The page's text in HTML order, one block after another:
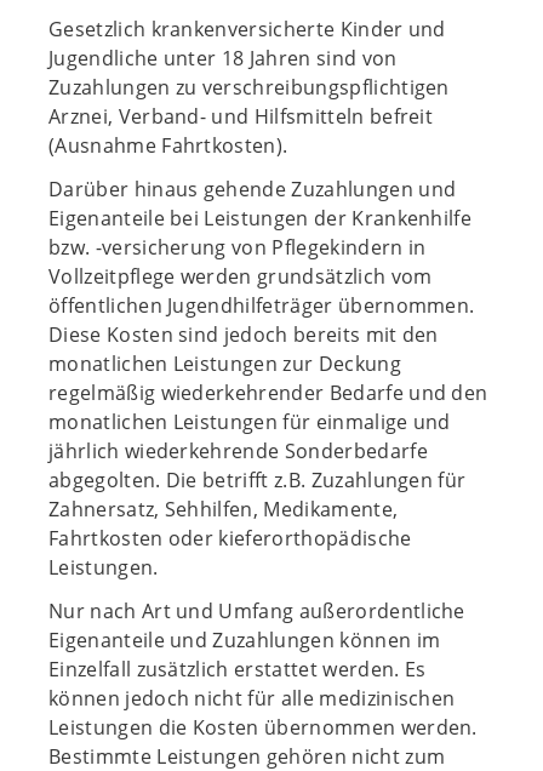
Gesetzlich krankenversicherte Kinder und
Jugendliche unter 18 Jahren sind von
Zuzahlungen zu verschreibungspflichtigen
Arznei, Verband- und Hilfsmitteln befreit
(Ausnahme Fahrtkosten).
Darüber hinaus gehende Zuzahlungen und
Eigenanteile bei Leistungen der Krankenhilfe
bzw. -versicherung von Pflegekindern in
Vollzeitpflege werden grundsätzlich vom
öffentlichen Jugendhilfeträger übernommen.
Diese Kosten sind jedoch bereits mit den
monatlichen Leistungen zur Deckung
regelmäßig wiederkehrender Bedarfe und den
monatlichen Leistungen für einmalige und
jährlich wiederkehrende Sonderbedarfe
abgegolten. Die betrifft z.B. Zuzahlungen für
Zahnersatz, Sehhilfen, Medikamente,
Fahrtkosten oder kieferorthopädische
Leistungen.
Nur nach Art und Umfang außerordentliche
Eigenanteile und Zuzahlungen können im
Einzelfall zusätzlich erstattet werden. Es
können jedoch nicht für alle medizinischen
Leistungen die Kosten übernommen werden.
Bestimmte Leistungen gehören nicht zum